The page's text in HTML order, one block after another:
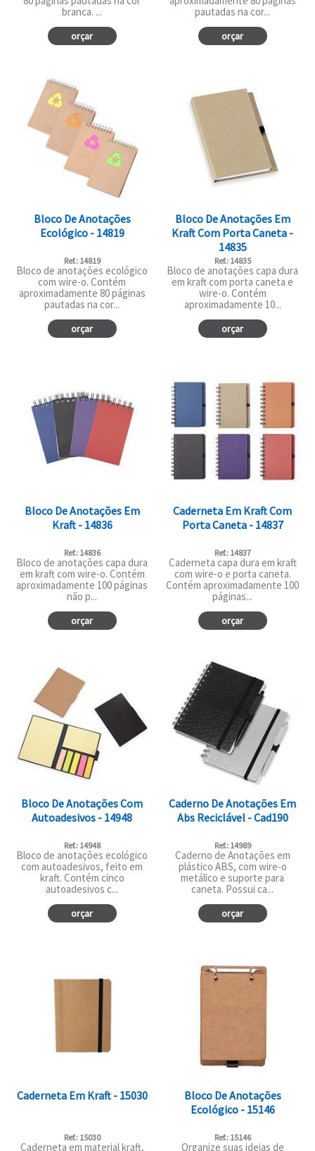
branca. ...
orçar
pautadas na cor...
orçar
Bloco De Anotações
Ecológico - 14819
Ref.: 14819
Bloco de anotações ecológico
com wire-o. Contém
aproximadamente 80 páginas
pautadas na cor...
orçar
Bloco De Anotações Em
Kraft Com Porta Caneta -
14835
Ref.: 14835
Bloco de anotações capa dura
em kraft com porta caneta e
wire-o. Contém
aproximadamente 10...
orçar
Bloco De Anotações Em
Kraft - 14836
Ref.: 14836
Bloco de anotações capa dura
em kraft com wire-o. Contém
aproximadamente 100 páginas
não p...
orçar
Caderneta Em Kraft Com
Porta Caneta - 14837
Ref.: 14837
Caderneta capa dura em kraft
com wire-o e porta caneta.
Contém aproximadamente 100
páginas...
orçar
Bloco De Anotações Com
Autoadesivos - 14948
Ref.: 14948
Bloco de anotações ecológico
com autoadesivos, feito em
kraft. Contém cinco
autoadesivos c...
orçar
Caderno De Anotações Em
Abs Reciclável - Cad190
Ref.: 14989
Caderno de Anotações em
plástico ABS, com wire-o
metálico e suporte para
caneta. Possui ca...
orçar
Caderneta Em Kraft - 15030
Ref.: 15030
Caderneta em material kraft,
Bloco De Anotações
Ecológico - 15146
Ref.: 15146
Organize suas ideias de